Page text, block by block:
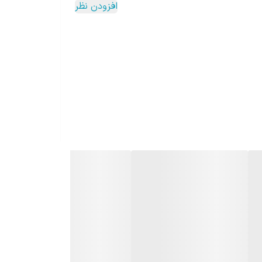
و نیاز گیاهان آپارتمانی به نور را به طور کامل
افزودن نظر